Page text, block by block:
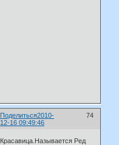
Поделиться 74
2010-
12-16 09:49:46
Красавица.Называется Ред